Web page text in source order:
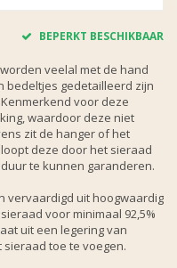
BEPERKT BESCHIKBAAR
veelal met de hand
bedeltjes gedetailleerd zijn
voor deze
waardoor deze niet
zit de hanger of het
deze door het sieraad
te kunnen garanderen.
vervaardigd uit hoogwaardig
voor minimaal 92,5%
uit een legering van
toe te voegen.